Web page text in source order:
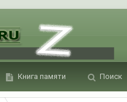
Книга памяти Поиск